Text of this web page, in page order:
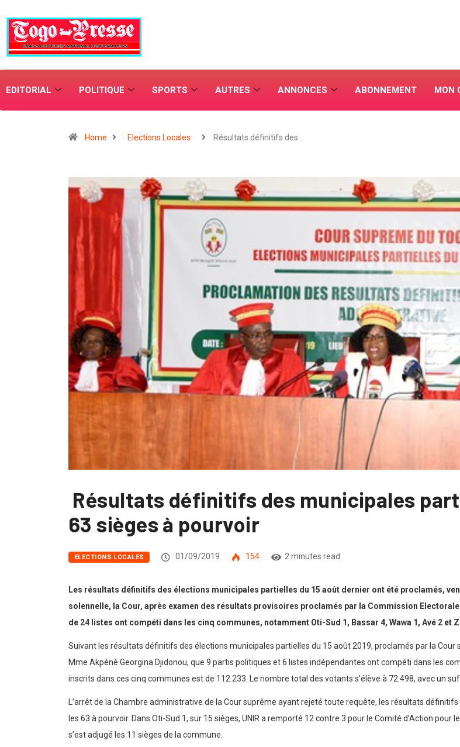
EDITORIAL POLITIQUE SPORTS AUTRES ANNONCES ABONNEMENT MON
Home Elections Locales Résultats définitifs des…
Résultats définitifs des municipales
63 sièges à pourvoir
ELECTIONS LOCALES 01/09/2019 154 2 minutes read
Les résultats définitifs des élections municipales partielles du 15 août dernier ont été proclamés,
solennelle, la Cour, après examen des résultats provisoires proclamés par la Commission
de 24 listes ont compéti dans les cinq communes, notamment Oti-Sud 1, Bassar 4, Wawa 1, Avé 2 et
Suivant les résultats définitifs des élections municipales partielles du 15 août 2019, proclamés par la
Mme Akpénè Georgina Djidonou, que 9 partis politiques et 6 listes indépendantes ont compéti dans les
inscrits dans ces cinq communes est de 112.233. Le nombre total des votants s’élève à 72.498, avec un
L’arrêt de la Chambre administrative de la Cour suprême ayant rejeté toute requête, les résultats
les 63 à pourvoir. Dans Oti-Sud 1, sur 15 sièges, UNIR a remporté 12 contre 3 pour le Comité d’Action pour
s’est adjugé les 11 sièges de la commune.